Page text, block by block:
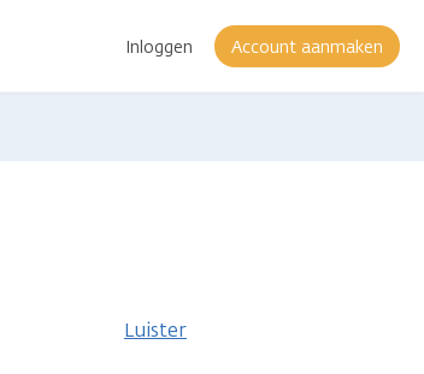
Inloggen Account aanmaken
Luister